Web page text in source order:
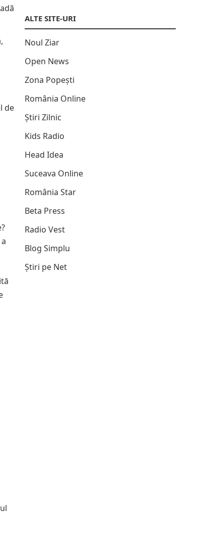
de
ALTE SITE-URI
Noul Ziar
Open News
Zona Popești
România Online
Știri Zilnic
Kids Radio
Head Idea
Suceava Online
România Star
Beta Press
Radio Vest
Blog Simplu
Știri pe Net